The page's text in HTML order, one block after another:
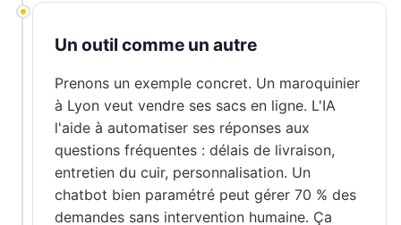
Un outil comme un autre
Prenons un exemple concret. Un maroquinier
à Lyon veut vendre ses sacs en ligne. L'IA
l'aide à automatiser ses réponses aux
questions fréquentes : délais de livraison,
entretien du cuir, personnalisation. Un
chatbot bien paramétré peut gérer 70 % des
demandes sans intervention humaine. Ça